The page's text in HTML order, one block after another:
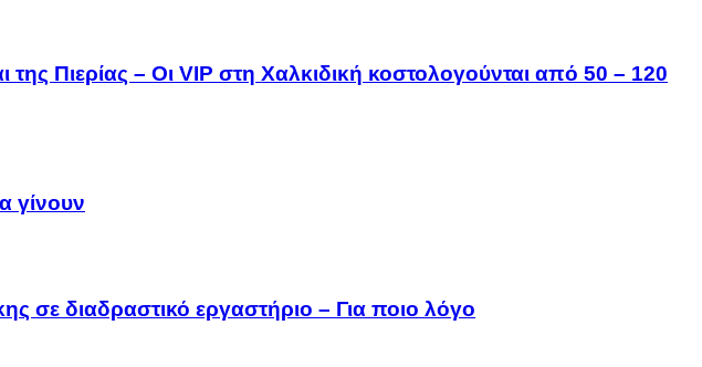
Πιερίας – Οι VIP στη Χαλκιδική κοστολογούνται από 50 – 120
γίνουν
σε διαδραστικό εργαστήριο – Για ποιο λόγο